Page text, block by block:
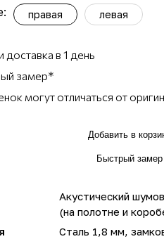
правая левая
в 1 день
замер*
могут отличаться от
Добавить в
Быстрый замер
Акустический
(на полотне и
Сталь 1,8 мм,